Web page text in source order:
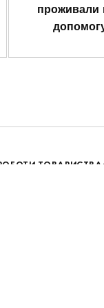
проживали
ТОВАРИСТВА: